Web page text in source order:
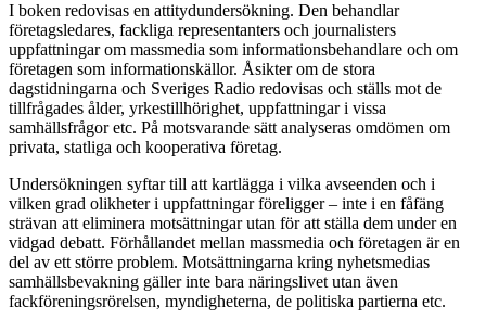
I boken redovisas en attitydundersökning. Den behandlar
företagsledares, fackliga representanters och journalisters
uppfattningar om massmedia som informationsbehandlare och om
företagen som informationskällor. Åsikter om de stora
dagstidningarna och Sveriges Radio redovisas och ställs mot de
tillfrågades ålder, yrkestillhörighet, uppfattningar i vissa
samhällsfrågor etc. På motsvarande sätt analyseras omdömen om
privata, statliga och kooperativa företag.
Undersökningen syftar till att kartlägga i vilka avseenden och i
vilken grad olikheter i uppfattningar föreligger – inte i en fåfäng
strävan att eliminera motsättningar utan för att ställa dem under en
vidgad debatt. Förhållandet mellan massmedia och företagen är en
del av ett större problem. Motsättningarna kring nyhetsmedias
samhällsbevakning gäller inte bara näringslivet utan även
fackföreningsrörelsen, myndigheterna, de politiska partierna etc.